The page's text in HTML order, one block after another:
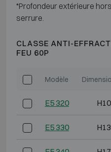
*Profondeur extérieure
serrure.
CLASSE ANTI-
FEU 60P
Modèle
E5 320
E5 330